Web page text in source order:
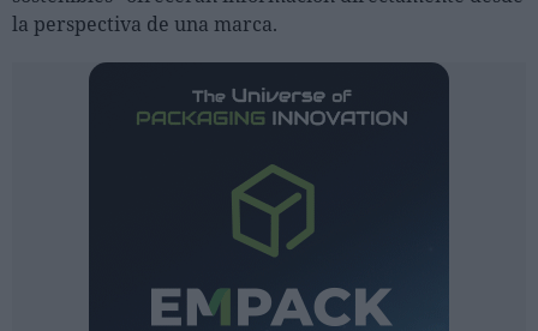
la perspectiva de una marca.